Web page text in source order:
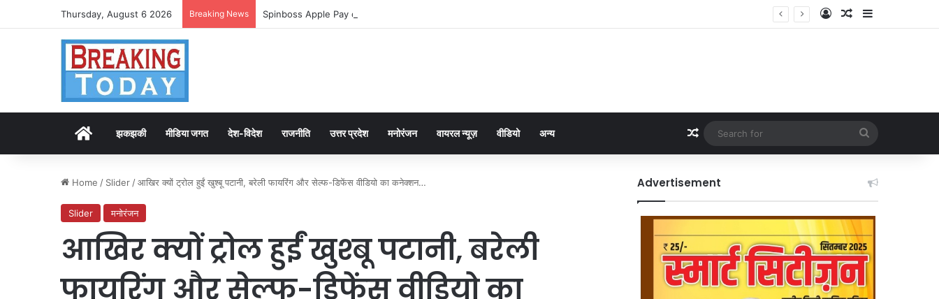
Thursday, August 6 2026 Breaking News Spinboss Apple Pay dla graczy na iPhone Log InRandom Article
Sidebar
Homeझकझकी मीडिया जगत देश-विदेश राजनीति उत्तर प्रदेश मनोरंजन वायरल न्यूज़ वीडियो अन्य Random Article
for
Home / Slider /आखिर क्यों ट्रोल हुईं खुश्बू पटानी, बरेली फायरिंग और सेल्फ-डिफेंस वीडियो का कनेक्शन…
Slider मनोरंजन
आखिर क्यों ट्रोल हुईं खुश्बू पटानी, बरेली
फायरिंग और सेल्फ-डिफेंस वीडियो का
Advertisement